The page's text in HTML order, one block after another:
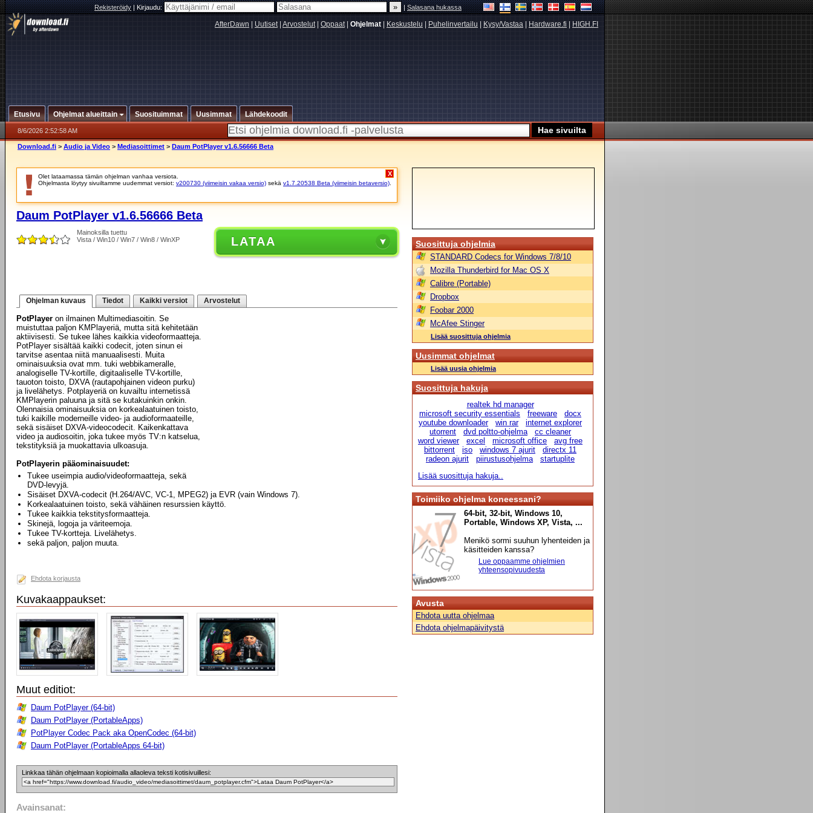
Rekisteröidy|Kirjaudu: |Salasana hukassa
AfterDawn Uutiset| Arvostelut| Oppaat| Ohjelmat Keskustelu Puhelinvertailu Kysy/Vastaa Hardware.fi HIGH.FI
Etusivu Ohjelmat alueittain Suosituimmat Uusimmat Lähdekoodit
8/6/2026 2:52:58 AM
Download.fi > Audio ja Video > Mediasoittimet > Daum PotPlayer v1.6.56666 Beta
Olet lataamassa tämän ohjelman vanhaa versiota.
Ohjelmasta löytyy sivuiltamme uudemmat versiot: v200730 (viimeisin vakaa versio) sekä v1.7.20538 Beta (viimeisin betaversio)
X
Daum PotPlayer v1.6.56666 Beta
Mainoksilla tuettu
Vista / Win10 / Win7 / Win8 / WinXP
LATAA
Ohjelman kuvaus Tiedot Kaikki versiot Arvostelut
PotPlayer on ilmainen Multimediasoitin. Se
muistuttaa paljon KMPlayeriä, mutta sitä kehitetään
aktiivisesti. Se tukee lähes kaikkia videoformaatteja.
PotPlayer sisältää kaikki codecit, joten sinun ei
tarvitse asentaa niitä manuaalisesti. Muita
ominaisuuksia ovat mm. tuki webbikameralle,
analogiselle TV-kortille, digitaaliselle TV-kortille,
tauoton toisto, DXVA (rautapohjainen videon purku)
ja livelähetys. Potplayeriä on kuvailtu internetissä
KMPlayerin paluuna ja sitä se kutakuinkin onkin.
Olennaisia ominaisuuksia on korkealaatuinen toisto,
tuki kaikille moderneille video- ja audioformaateille,
sekä sisäiset DXVA-videocodecit. Kaikenkattava
video ja audiosoitin, joka tukee myös TV:n katselua,
tekstityksiä ja muokattavia ulkoasuja.
PotPlayerin pääominaisuudet:
Tukee useimpia audio/videoformaatteja, sekä
DVD-levyjä.
Sisäiset DXVA-codecit (H.264/AVC, VC-1, MPEG2) ja EVR (vain Windows 7).
Korkealaatuinen toisto, sekä vähäinen resurssien käyttö.
Tukee kaikkia tekstitysformaatteja.
Skinejä, logoja ja väriteemoja.
Tukee TV-kortteja. Livelähetys.
sekä paljon, paljon muuta.
Ehdota korjausta
Kuvakaappaukset:
Muut editiot:
Daum PotPlayer (64-bit)
Daum PotPlayer (PortableApps)
PotPlayer Codec Pack aka OpenCodec (64-bit)
Daum PotPlayer (PortableApps 64-bit)
Linkkaa tähän ohjelmaan kopioimalla allaoleva teksti kotisivuillesi:
Avainsanat:
Suosittuja ohjelmia
STANDARD Codecs for Windows 7/8/10
Mozilla Thunderbird for Mac OS X
Calibre (Portable)
Dropbox
Foobar 2000
McAfee Stinger
Lisää suosittuja ohjelmia
Uusimmat ohjelmat
Lisää uusia ohjelmia
Suosittuja hakuja
realtek hd manager
microsoft security essentials
freeware
docx
youtube downloader
win rar
internet explorer
utorrent
dvd poltto-ohjelma
cc cleaner
word viewer
excel microsoft office
avg free
bittorrent
iso windows 7 ajurit
directx 11
radeon ajurit
piirustusohjelma
startuplite
Lisää suosittuja hakuja..
Toimiiko ohjelma koneessani?
64-bit, 32-bit, Windows 10,
Portable, Windows XP, Vista, ...
Menikö sormi suuhun lyhenteiden ja
käsitteiden kanssa?
Lue oppaamme ohjelmien
yhteensopivuudesta
Avusta
Ehdota uutta ohjelmaa
Ehdota ohjelmapäivitystä